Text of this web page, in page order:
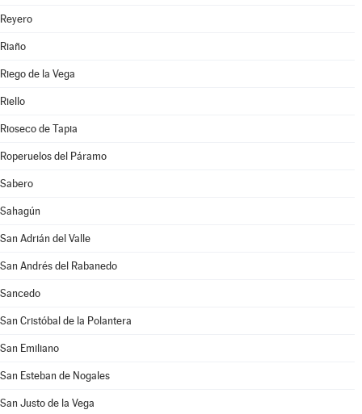
Reyero
Riaño
Riego de la Vega
Riello
Rioseco de Tapia
Roperuelos del Páramo
Sabero
Sahagún
San Adrián del Valle
San Andrés del Rabanedo
Sancedo
San Cristóbal de la Polantera
San Emiliano
San Esteban de Nogales
San Justo de la Vega